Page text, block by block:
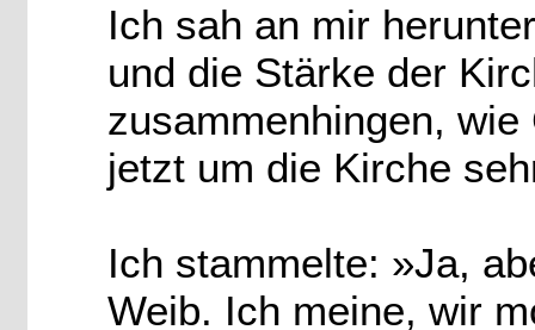
Ich sah an mir
und die Stärke der
zusammenhingen,
jetzt um die Kirche
Ich stammelte: »Ja,
Weib. Ich meine, wir